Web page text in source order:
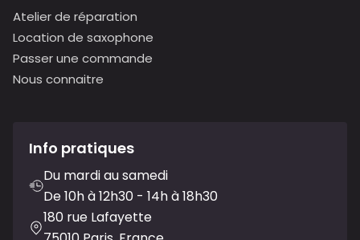
Atelier de réparation
Location de saxophone
Passer une commande
Nous connaitre
Info pratiques
Du mardi au samedi
De 10h à 12h30 - 14h à 18h30
180 rue Lafayette